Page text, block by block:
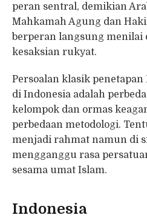
peran sentral, demikian
Mahkamah Agung dan
berperan langsung menilai
kesaksian rukyat.
Persoalan klasik penetapan
di Indonesia adalah
kelompok dan ormas
perbedaan metodologi.
menjadi rahmat namun di
mengganggu rasa
sesama umat Islam.
Indonesia